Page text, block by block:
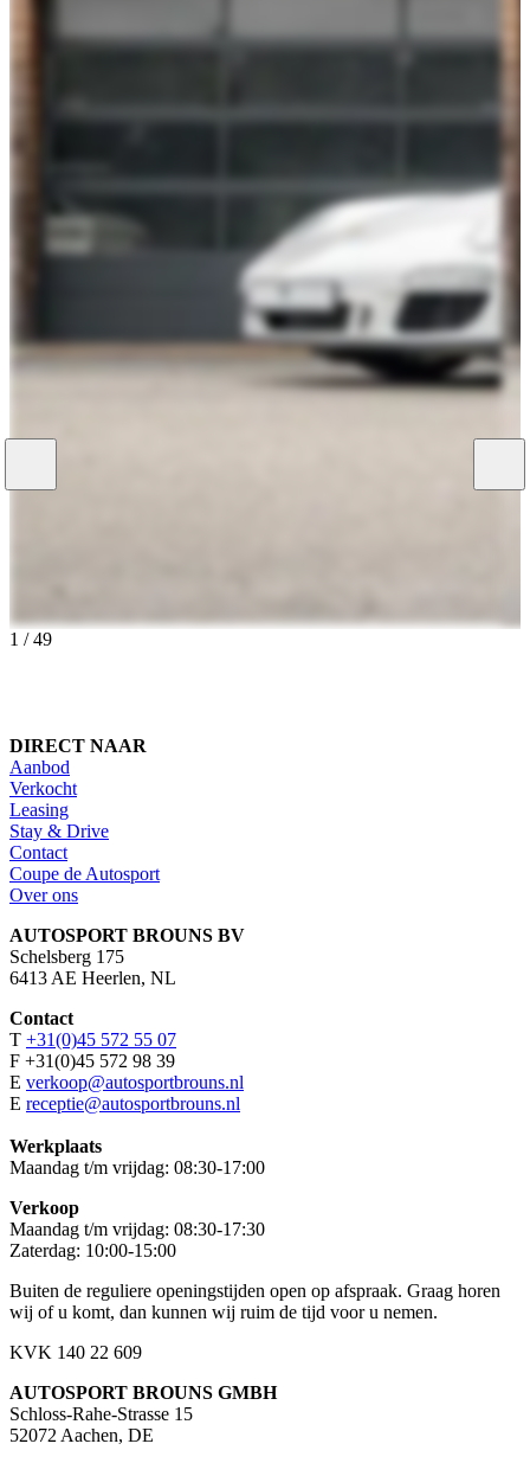
1 /49
DIRECT NAAR
Aanbod
Verkocht
Leasing
Stay & Drive
Contact
Coupe de Autosport
Over ons
AUTOSPORT BROUNS BV
Schelsberg 175
6413 AE Heerlen, NL
Contact
T +31(0)45 572 55 07
F +31(0)45 572 98 39
E verkoop@autosportbrouns.nl
E receptie@autosportbrouns.nl
Werkplaats
Maandag t/m vrijdag: 08:30-17:00
Verkoop
Maandag t/m vrijdag: 08:30-17:30
Zaterdag: 10:00-15:00
Buiten de reguliere openingstijden open op afspraak. Graag horen
wij of u komt, dan kunnen wij ruim de tijd voor u nemen.
KVK 140 22 609
AUTOSPORT BROUNS GMBH
Schloss-Rahe-Strasse 15
52072 Aachen, DE